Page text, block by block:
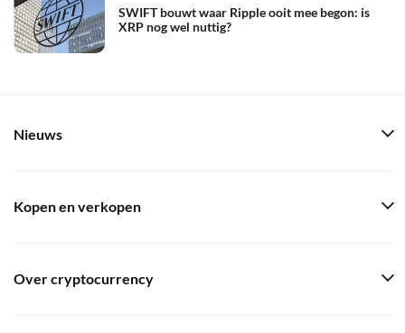
SWIFT bouwt waar Ripple ooit mee begon: is
XRP nog wel nuttig?
Nieuws
Kopen en verkopen
Over cryptocurrency